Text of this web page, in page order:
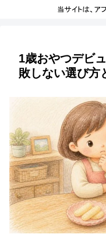
1歳おやつデビ
敗しない選び方